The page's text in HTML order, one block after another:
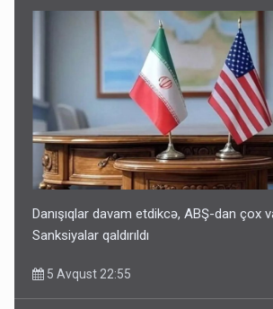
Danışıqlar davam etdikcə, ABŞ-dan çox
Sanksiyalar qaldırıldı
5 Avqust 22:55